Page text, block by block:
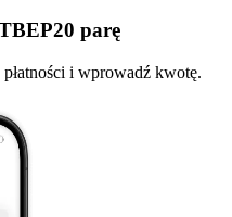
parę
i wprowadź kwotę.